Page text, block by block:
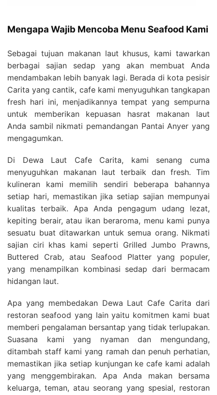
Mengapa Wajib Mencoba Menu Seafood Kami
Sebagai tujuan makanan laut khusus, kami tawarkan
berbagai sajian sedap yang akan membuat Anda
mendambakan lebih banyak lagi. Berada di kota pesisir
Carita yang cantik, cafe kami menyuguhkan tangkapan
fresh hari ini, menjadikannya tempat yang sempurna
untuk memberikan kepuasan hasrat makanan laut
Anda sambil nikmati pemandangan Pantai Anyer yang
mengagumkan.
Di Dewa Laut Cafe Carita, kami senang cuma
menyuguhkan makanan laut terbaik dan fresh. Tim
kulineran kami memilih sendiri beberapa bahannya
setiap hari, memastikan jika setiap sajian mempunyai
kualitas terbaik. Apa Anda pengagum udang lezat,
kepiting berair, atau ikan beraroma, menu kami punya
sesuatu buat ditawarkan untuk semua orang. Nikmati
sajian ciri khas kami seperti Grilled Jumbo Prawns,
Buttered Crab, atau Seafood Platter yang populer,
yang menampilkan kombinasi sedap dari bermacam
hidangan laut.
Apa yang membedakan Dewa Laut Cafe Carita dari
restoran seafood yang lain yaitu komitmen kami buat
memberi pengalaman bersantap yang tidak terlupakan.
Suasana kami yang nyaman dan mengundang,
ditambah staff kami yang ramah dan penuh perhatian,
memastikan jika setiap kunjungan ke cafe kami adalah
yang menggembirakan. Apa Anda makan bersama
keluarga, teman, atau seorang yang spesial, restoran